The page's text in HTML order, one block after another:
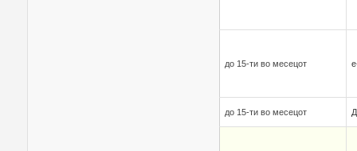
до 15-ти во месецот
до 15-ти во месецот